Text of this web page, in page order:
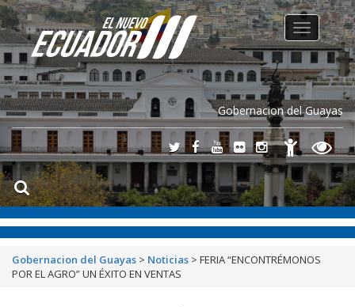
Gobernacion del Guayas
Toggle
navigation
Gobernacion del Guayas > Noticias > FERIA “ENCONTRÉMONOS
POR EL AGRO” UN ÉXITO EN VENTAS